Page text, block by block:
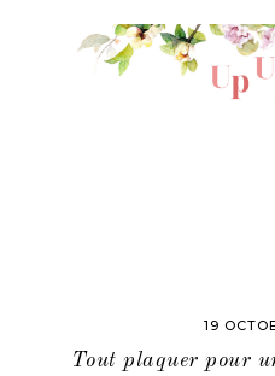
19
Tout plaquer pour